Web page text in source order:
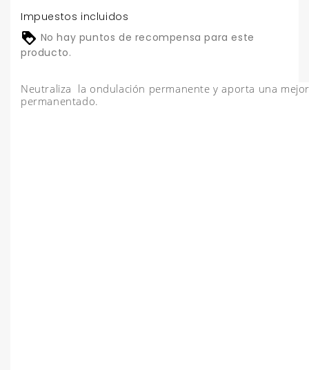
Impuestos incluidos
No hay puntos de recompensa para este
producto.
Neutraliza la ondulación permanente y aporta una
permanentado.